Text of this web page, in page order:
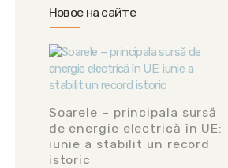
Новое на сайте
Soarele – principala sursă
de energie electrică în UE:
iunie a stabilit un record
istoric